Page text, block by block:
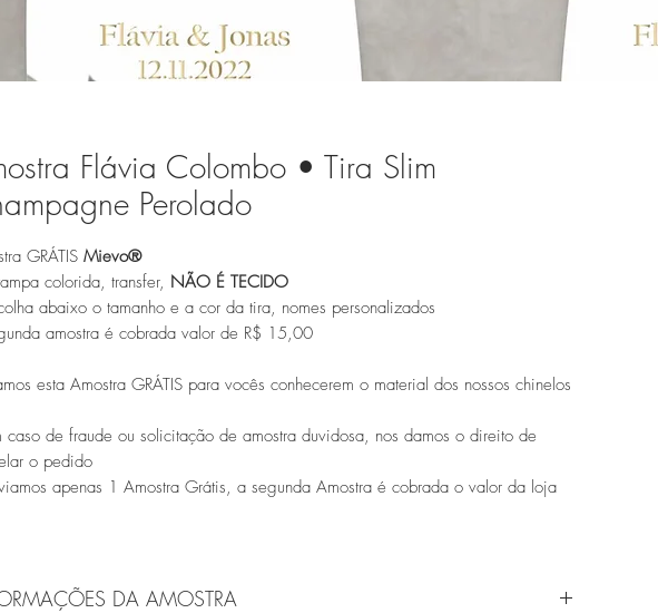
Flávia Colombo • Tira Slim
Perolado
GRÁTIS Mievo®
colorida, transfer, NÃO É TECIDO
abaixo o tamanho e a cor da tira, nomes personalizados
amostra é cobrada valor de R$ 15,00
esta Amostra GRÁTIS para vocês conhecerem o material dos nossos chinelos
caso de fraude ou solicitação de amostra duvidosa, nos damos o direito de
o pedido
apenas 1 Amostra Grátis, a segunda Amostra é cobrada o valor da loja
DA AMOSTRA